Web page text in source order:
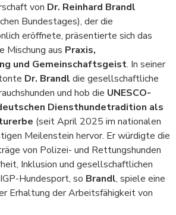
von Dr. Reinhard Brandl
Bundestages), der die
eröffnete, präsentierte sich das
Mischung aus Praxis,
und Gemeinschaftsgeist. In seiner
Dr. Brandl die gesellschaftliche
und hob die UNESCO-
Diensthundetradition als
(seit April 2025 im nationalen
Meilenstein hervor. Er würdigte die
von Polizei- und Rettungshunden
Inklusion und gesellschaftlichen
Hundesport, so Brandl, spiele eine
Erhaltung der Arbeitsfähigkeit von